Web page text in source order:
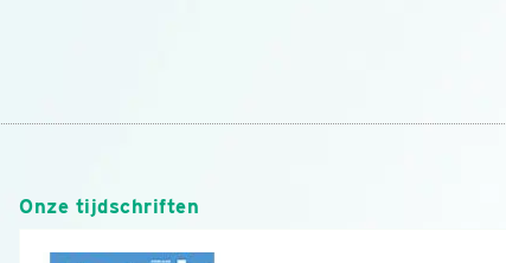
Onze tijdschriften